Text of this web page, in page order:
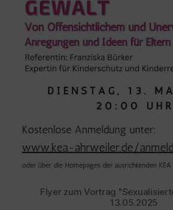
Flyer zum Vortrag
13.05.2025